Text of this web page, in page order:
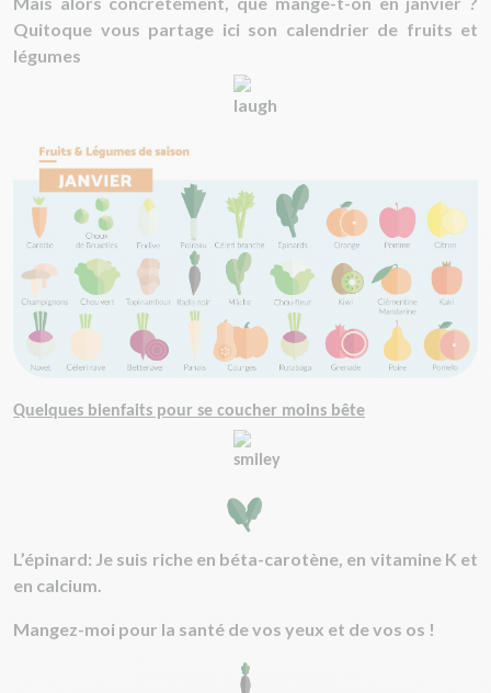
Quitoque vous partage ici son calendrier de fruits et
légumes
Quelques bienfaits pour se coucher moins bête
L’épinard: Je suis riche en béta-carotène, en vitamine K et
en calcium.
Mangez-moi pour la santé de vos yeux et de vos os !